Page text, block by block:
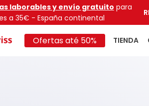
laborables y envío gratuito para
a 35€ - España continental
Ofertas até 50% TIENDA